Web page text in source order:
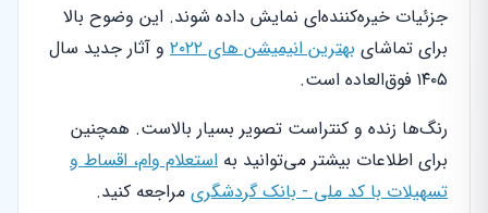
جزئیات خیره‌کننده‌ای نمایش داده شوند. این وضوح بالا
برای تماشای بهترین انیمیشن های ۲۰۲۲
و آثار جدید سال
۱۴۰۵ فوق‌العاده است.
رنگ‌ها زنده و کنتراست تصویر بسیار بالاست. همچنین
برای اطلاعات بیشتر می‌توانید به استعلام وام، اقساط و
تسهیلات با کد ملی - بانک گردشگری مراجعه کنید.